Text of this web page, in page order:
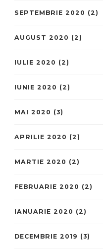
SEPTEMBRIE 2020 (2)
AUGUST 2020 (2)
IULIE 2020 (2)
IUNIE 2020 (2)
MAI 2020 (3)
APRILIE 2020 (2)
MARTIE 2020 (2)
FEBRUARIE 2020 (2)
IANUARIE 2020 (2)
DECEMBRIE 2019 (3)